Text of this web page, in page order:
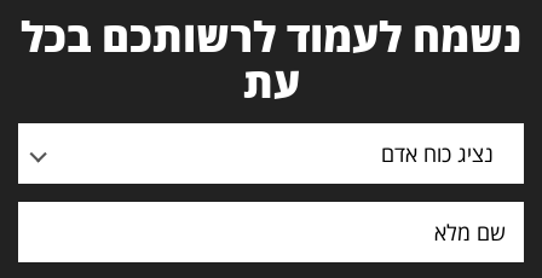
נשמח לעמוד לרשותכם בכל
עת
נציג כוח אדם